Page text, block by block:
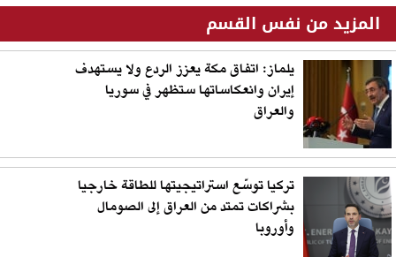
المزيد من نفس القسم
يلماز: اتفاق مكة يعزز الردع ولا يستهدف
إيران وانعكاساتها ستظهر في سوريا
والعراق
تركيا توسّع استراتيجيتها للطاقة خارجيا
بشراكات تمتد من العراق إلى الصومال
وأوروبا